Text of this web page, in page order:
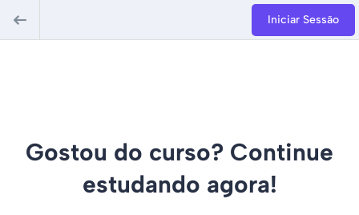
Iniciar Sessão
Gostou do curso? Continue
estudando agora!